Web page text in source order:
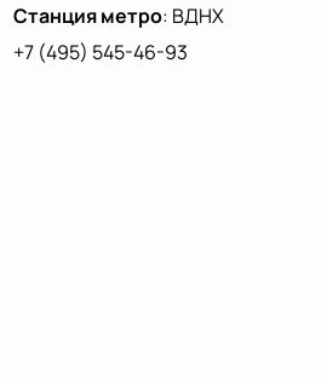
Станция метро: ВДНХ
+7 (495) 545-46-93